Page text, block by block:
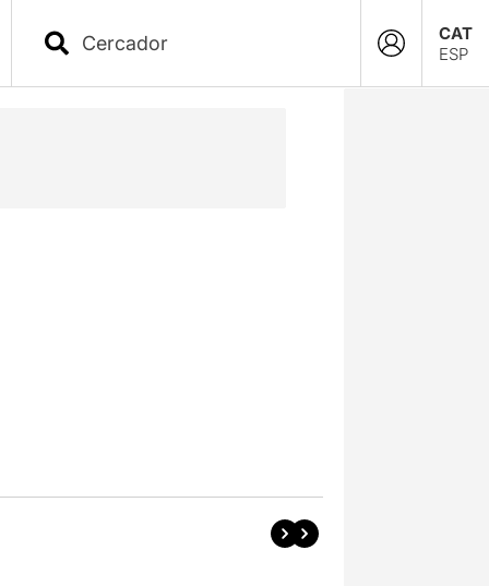
CAT
ESP